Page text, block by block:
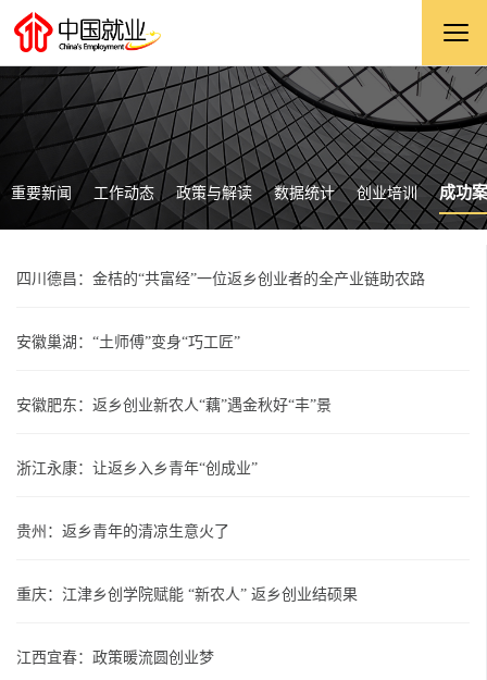
重要新闻 工作动态 政策与解读 数据统计 创业培训 成功
四川德昌：金桔的“共富经”一位返乡创业者的全产业链助农路
安徽巢湖：“土师傅”变身“巧工匠”
安徽肥东：返乡创业新农人“藕”遇金秋好“丰”景
浙江永康：让返乡入乡青年“创成业”
贵州：返乡青年的清凉生意火了
重庆：江津乡创学院赋能 “新农人” 返乡创业结硕果
江西宜春：政策暖流圆创业梦